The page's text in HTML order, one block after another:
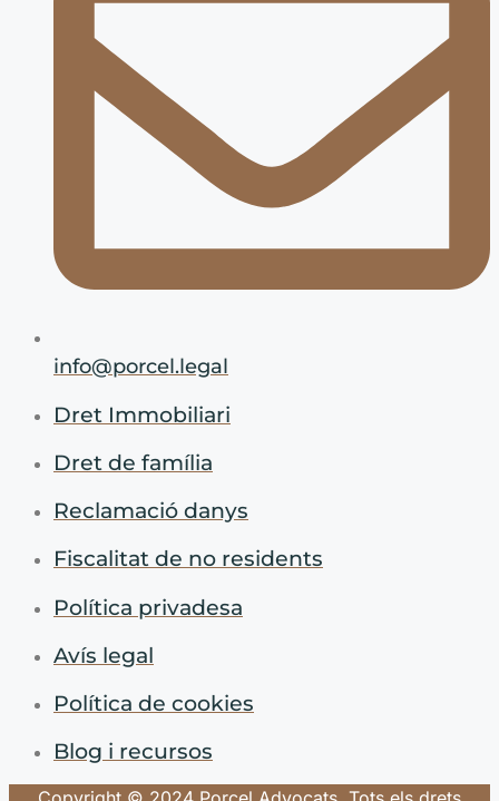
info@porcel.legal
Dret Immobiliari
Dret de família
Reclamació danys
Fiscalitat de no residents
Política privadesa
Avís legal
Política de cookies
Blog i recursos